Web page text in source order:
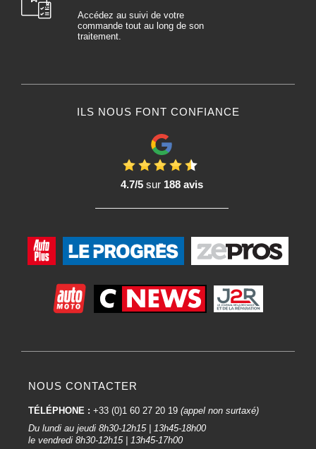
Accédez au suivi de votre
commande tout au long de son
traitement.
ILS NOUS FONT CONFIANCE
4.7/5sur 188 avis
NOUS CONTACTER
TÉLÉPHONE : +33 (0)1 60 27 20 19 (appel non surtaxé)
Du lundi au jeudi 8h30-12h15 | 13h45-18h00
le vendredi 8h30-12h15 | 13h45-17h00